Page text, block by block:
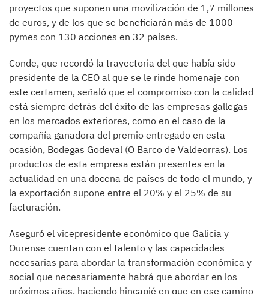
proyectos que suponen una movilización de 1,7 millones
de euros, y de los que se beneficiarán más de 1000
pymes con 130 acciones en 32 países.
Conde, que recordó la trayectoria del que había sido
presidente de la CEO al que se le rinde homenaje con
este certamen, señaló que el compromiso con la calidad
está siempre detrás del éxito de las empresas gallegas
en los mercados exteriores, como en el caso de la
compañía ganadora del premio entregado en esta
ocasión, Bodegas Godeval (O Barco de Valdeorras). Los
productos de esta empresa están presentes en la
actualidad en una docena de países de todo el mundo, y
la exportación supone entre el 20% y el 25% de su
facturación.
Aseguró el vicepresidente económico que Galicia y
Ourense cuentan con el talento y las capacidades
necesarias para abordar la transformación económica y
social que necesariamente habrá que abordar en los
próximos años, haciendo hincapié en que en ese camino